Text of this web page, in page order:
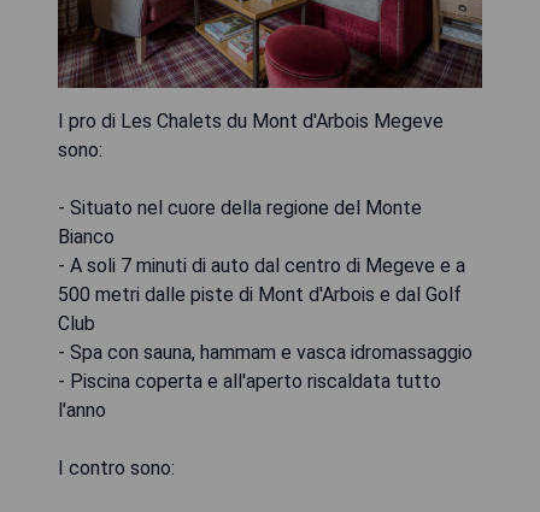
I pro di Les Chalets du Mont d'Arbois Megeve
sono:
- Situato nel cuore della regione del Monte
Bianco
- A soli 7 minuti di auto dal centro di Megeve e a
500 metri dalle piste di Mont d'Arbois e dal Golf
Club
- Spa con sauna, hammam e vasca idromassaggio
- Piscina coperta e all'aperto riscaldata tutto
l'anno
I contro sono: